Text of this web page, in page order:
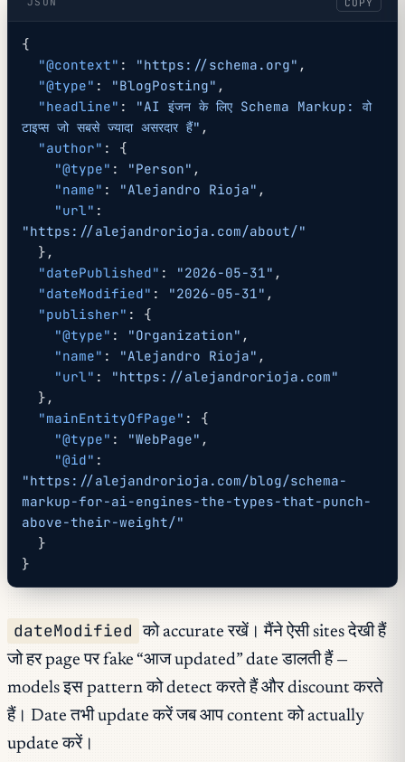
{
  "@context"
: "https://schema.org" ,
  "@type"
: "BlogPosting" ,
  "headline"
: "AI इंजन के लिए Schema Markup: वो
टाइप्स जो सबसे ज्यादा असरदार हैं" ,
  "author"
: {
    "@type"
: "Person" ,
    "name"
: "Alejandro Rioja" ,
    "url"
"https://alejandrorioja.com/about/"
  },
  "datePublished"
: "2026-05-31" ,
  "dateModified"
: "2026-05-31" ,
  "publisher"
: {
    "@type"
: "Organization" ,
    "name"
: "Alejandro Rioja" ,
    "url"
: "https://alejandrorioja.com"
  },
  "mainEntityOfPage"
: {
    "@type"
: "WebPage" ,
    "@id"
"https://alejandrorioja.com/blog/schema-
markup-for-ai-engines-the-types-that-punch-
above-their-weight/"
  }
}
dateModified
को accurate रखें। मैंने ऐसी sites देखी हैं
जो हर page पर fake “आज updated” date डालती हैं —
models इस pattern को detect करते हैं और discount करते
हैं। Date तभी update करें जब आप content को actually
update करें।